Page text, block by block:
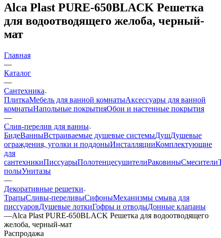
Alca Plast PURE-650BLACK Решетка
для водоотводящего желоба, черный-
мат
Главная
—
Каталог
—
Сантехника
ПлиткаМебель для ванной комнатыАксессуары для ванной
комнатыНапольные покрытияОбои и настенные покрытия
—
Слив-перелив для ванны
БидеВанныВстраиваемые душевые системыДушДушевые
ограждения, уголки и поддоныИнсталляцииКомплектующие
для
сантехникиПиссуарыПолотенцесушителиРаковиныСмесители
полыУнитазы
—
Декоративные решетки
ТрапыСливы-переливыСифоныМеханизмы смыва для
писсуаровДушевые лоткиГофры и отводыДонные клапаны
—Alca Plast PURE-650BLACK Решетка для водоотводящего
желоба, черный-мат
Распродажа